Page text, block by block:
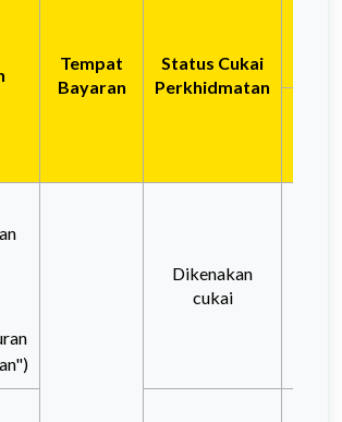
Tempat
Bayaran
Status Cukai
Perkhidmatan
Dikenakan
cukai